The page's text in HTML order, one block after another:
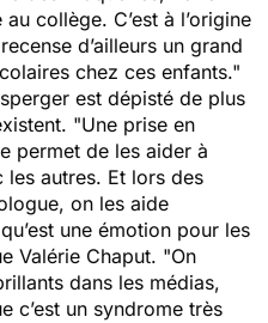
collège. C’est à l’origine
d’ailleurs un grand
chez ces enfants."
est dépisté de plus
"Une prise en
permet de les aider à
les autres. Et lors des
on les aide
une émotion pour les
Valérie Chaput. "On
dans les médias,
c’est un syndrome très